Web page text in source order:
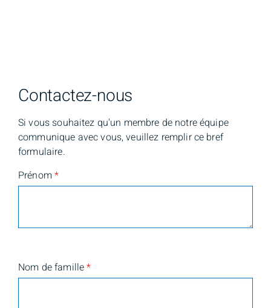
Contactez-nous
Si vous souhaitez qu'un membre de notre équipe
communique avec vous, veuillez remplir ce bref
formulaire.
Prénom*
Nom de famille*